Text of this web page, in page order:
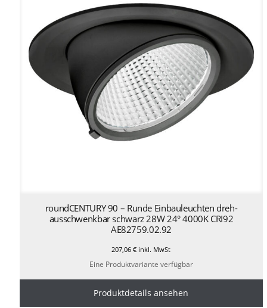
roundCENTURY 90 – Runde Einbauleuchten dreh-
ausschwenkbar schwarz 28W 24° 4000K CRI92
AE82759.02.92
207,06€ inkl. MwSt
Eine Produktvariante verfügbar
Produktdetails ansehen